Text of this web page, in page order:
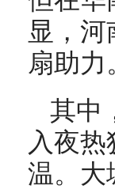
显，
扇助力
其中
入夜
温。大